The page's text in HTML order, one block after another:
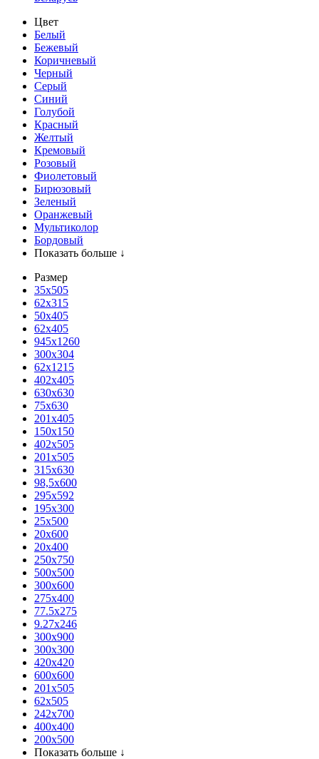
Цвет
Белый
Бежевый
Коричневый
Черный
Серый
Синий
Голубой
Красный
Желтый
Кремовый
Розовый
Фиолетовый
Бирюзовый
Зеленый
Оранжевый
Мультиколор
Бордовый
Показать больше ↓
Размер
35х505
62x315
50x405
62х405
945x1260
300x304
62x1215
402x405
630x630
75x630
201x405
150x150
402x505
201x505
315x630
98,5х600
295x592
195х300
25x500
20х600
20х400
250x750
500x500
300x600
275x400
77.5х275
9.27x246
300x900
300x300
420х420
600х600
201х505
62х505
242х700
400х400
200х500
Показать больше ↓